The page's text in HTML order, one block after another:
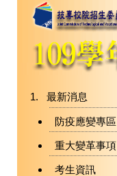
最新消息
防疫應變專區
重大變革事項
考生資訊